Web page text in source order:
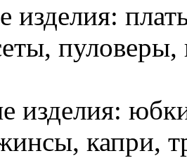
изделия:
изделия:
капри,